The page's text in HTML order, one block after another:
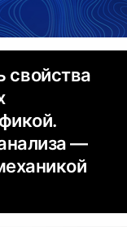
свойства
—